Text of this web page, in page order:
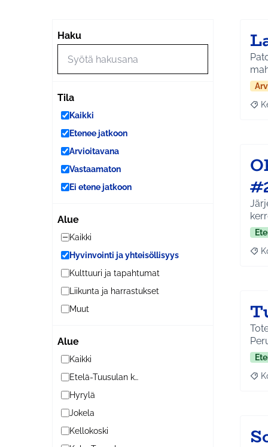
Haku
Tila
Kaikki
Etenee jatkoon
Arvioitavana
Vastaamaton
Ei etene jatkoon
Alue
Kaikki
Hyvinvointi ja yhteisöllisyys
Kulttuuri ja tapahtumat
Liikunta ja harrastukset
Muut
Alue
Kaikki
Etelä-Tuusulan kylät
Hyrylä
Jokela
Kellokoski